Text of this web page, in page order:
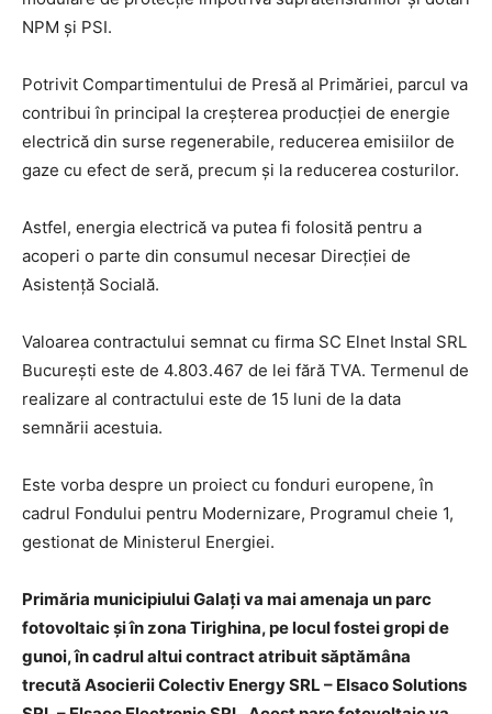
NPM și PSI.
Potrivit Compartimentului de Presă al Primăriei, parcul va
contribui în principal la creșterea producției de energie
electrică din surse regenerabile, reducerea emisiilor de
gaze cu efect de seră, precum și la reducerea costurilor.
Astfel, energia electrică va putea fi folosită pentru a
acoperi o parte din consumul necesar Direcției de
Asistență Socială.
Valoarea contractului semnat cu firma SC Elnet Instal SRL
București este de 4.803.467 de lei fără TVA. Termenul de
realizare al contractului este de 15 luni de la data
semnării acestuia.
Este vorba despre un proiect cu fonduri europene, în
cadrul Fondului pentru Modernizare, Programul cheie 1,
gestionat de Ministerul Energiei.
Primăria municipiului Galați va mai amenaja un parc
fotovoltaic și în zona Tirighina, pe locul fostei gropi de
gunoi, în cadrul altui contract atribuit săptămâna
trecută Asocierii Colectiv Energy SRL – Elsaco Solutions